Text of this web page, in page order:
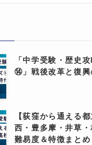
「中学受験・歴史
⑭」戦後改革と復興
【荻窪から通える都
西・豊多摩・井草・
難易度＆特徴まとめ